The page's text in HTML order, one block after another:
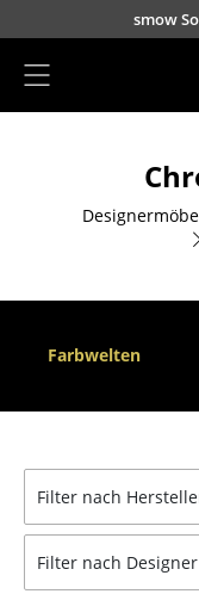
Direkt zum Inhalt
smow
Freischwinger
Barhocker
Hocker
Farbwelten
Filter nach
Filter nach Designer